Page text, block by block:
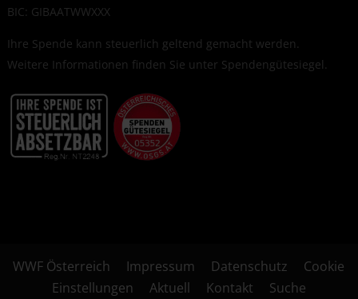
BIC: GIBAATWWXXX
Ihre Spende kann steuerlich geltend gemacht werden.
Weitere Informationen finden Sie unter Spendengütesiegel.
WWF Österreich Impressum Datenschutz
Cookie
Einstellungen
Aktuell Kontakt Suche